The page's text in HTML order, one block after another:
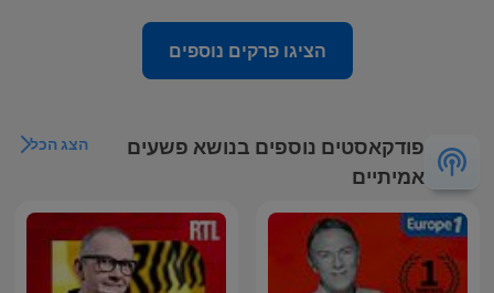
הציגו פרקים נוספים
פודקאסטים נוספים בנושא פשעים
אמיתיים
הצג הכל